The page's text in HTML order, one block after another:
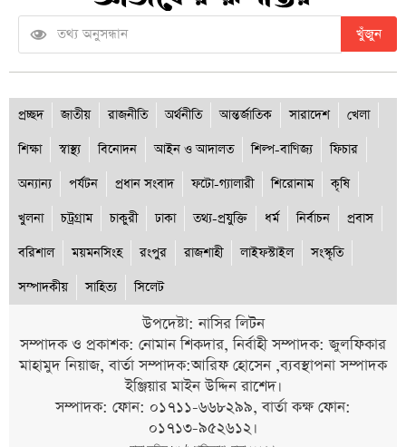
খুঁজুন
প্রচ্ছদ জাতীয় রাজনীতি অর্থনীতি আন্তর্জাতিক সারাদেশ
খেলা
শিক্ষা
স্বাস্থ্য বিনোদন আইন ও আদালত শিল্প-বাণিজ্য
ফিচার
অন্যান্য
পর্যটন প্রধান সংবাদ ফটো-গ্যালারী শিরোনাম
কৃষি
খুলনা
চট্রগ্রাম চাকুরী ঢাকা তথ্য-প্রযুক্তি ধর্ম নির্বাচন
প্রবাস
বরিশাল
ময়মনসিংহ রংপুর রাজশাহী লাইফস্টাইল
সংস্কৃতি
সম্পাদকীয়
সাহিত্য সিলেট
উপদেষ্টা: নাসির লিটন
সম্পাদক ও প্রকাশক: নোমান শিকদার, নির্বাহী সম্পাদক: জুলফিকার
মাহামুদ নিয়াজ, বার্তা সম্পাদক:আরিফ হোসেন ,ব্যবস্থাপনা সম্পাদক
ইঞ্জিয়ার মাইন উদ্দিন রাশেদ।
সম্পাদক: ফোন: ০১৭১১-৬৬৮২৯৯, বার্তা কক্ষ ফোন:
০১৭১৩-৯৫২৬১২।